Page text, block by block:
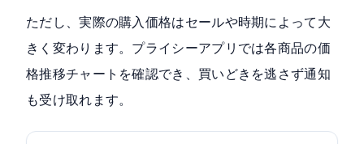
ただし、実際の購入価格はセールや時期によって大
きく変わります。プライシーアプリでは各商品の価
格推移チャートを確認でき、買いどきを逃さず通知
も受け取れます。